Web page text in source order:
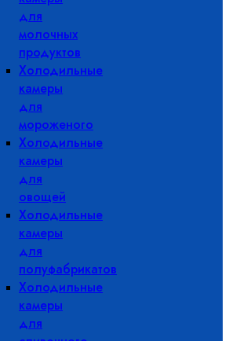
для
молочных
продуктов
Холодильные
камеры
для
мороженого
Холодильные
камеры
для
овощей
Холодильные
камеры
для
полуфабрикатов
Холодильные
камеры
для